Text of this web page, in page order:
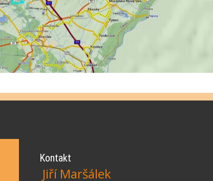
Kontakt
Jiří Maršálek